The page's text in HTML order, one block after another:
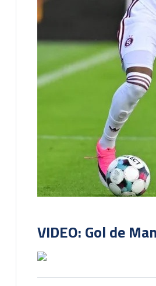
VIDEO: Gol de